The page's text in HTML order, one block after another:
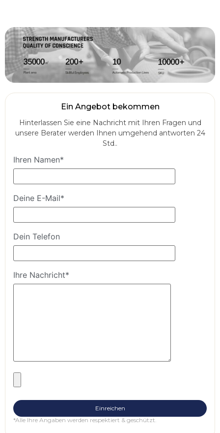
Ein Angebot bekommen
Hinterlassen Sie eine Nachricht mit Ihren Fragen und
unsere Berater werden Ihnen umgehend antworten 24
Std..
Ihren Namen*
Deine E-Mail*
Dein Telefon
Ihre Nachricht*
*Alle Ihre Angaben werden respektiert & geschützt.